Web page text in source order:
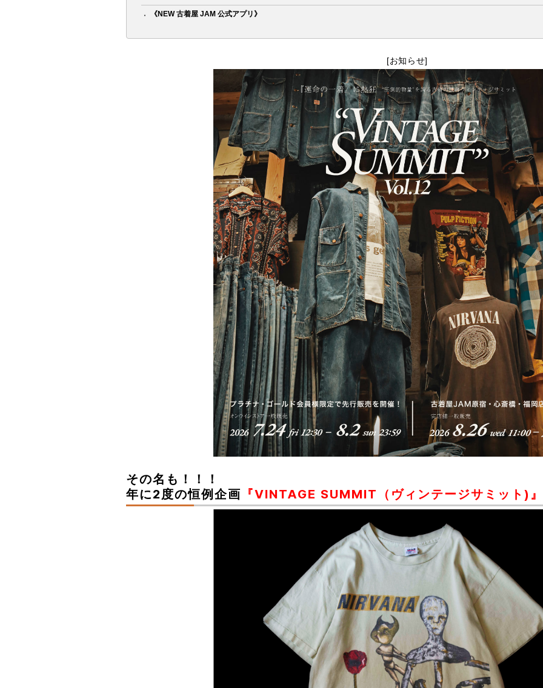
《NEW 古着屋 JAM 公式アプリ》
[お知らせ]
その名も！！！
年に2度の恒例企画 『VINTAGE SUMMIT（ヴィンテージサミット)』